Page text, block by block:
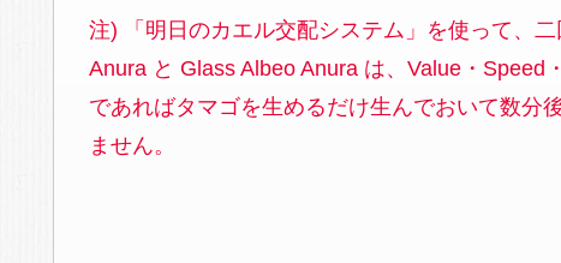
注) 「明日のカエル交配システム」を使って、
Anura と Glass Albeo Anura は、Value・
であればタマゴを生めるだけ生んでおいて数分
ません。